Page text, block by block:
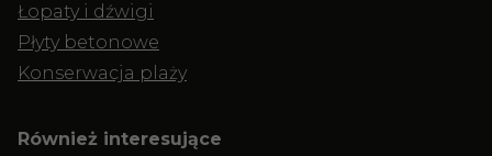
Łopaty i dźwigi
Płyty betonowe
Konserwacja plaży
Również interesujące